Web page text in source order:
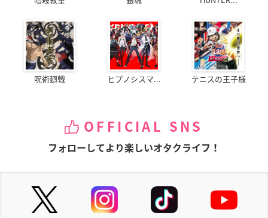
呪術廻戦 ヒプノシスマ... テニスの王子様
OFFICIAL SNS
フォローしてより楽しいオタクライフ！